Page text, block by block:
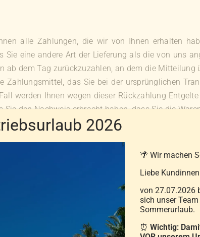
alle Zahlungen, die wir von Ihnen erhalten
eine andere Art der Lieferung als die von uns
ab dem Tag zurückzuzahlen, an dem die Mitteilung
Zahlungsmittel, das Sie bei der ursprünglichen
werden Ihnen wegen dieser Rückzahlung
den Nachweis erbracht haben, dass Sie die
spätestens binnen vierzehn Tagen ab dem
Die Frist ist gewahrt, wenn Sie die Waren vor
müssen für einen etwaigen Wertverlust der
der Waren nicht notwendigen Umgang
Sie bitte dieses Formular aus und senden Sie es
2026
🌴 Wir machen
Liebe
von 27.07.2026
sich unser
Sommerurlaub.
⏰ Wichtig: